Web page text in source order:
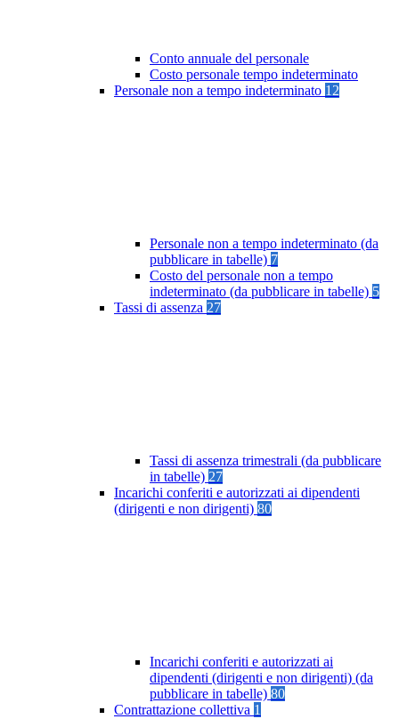
Conto annuale del personale
Costo personale tempo indeterminato
Personale non a tempo indeterminato 12
Personale non a tempo indeterminato (da
pubblicare in tabelle) 7
Costo del personale non a tempo
indeterminato (da pubblicare in tabelle) 5
Tassi di assenza 27
Tassi di assenza trimestrali (da pubblicare
in tabelle) 27
Incarichi conferiti e autorizzati ai dipendenti
(dirigenti e non dirigenti) 80
Incarichi conferiti e autorizzati ai
dipendenti (dirigenti e non dirigenti) (da
pubblicare in tabelle) 80
Contrattazione collettiva 1